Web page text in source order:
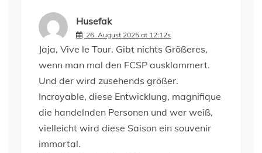
Husefak
26. August 2025 at 12:12s
Jaja, Vive le Tour. Gibt nichts Größeres,
wenn man mal den FCSP ausklammert.
Und der wird zusehends größer.
Incroyable, diese Entwicklung, magnifique
die handelnden Personen und wer weiß,
vielleicht wird diese Saison ein souvenir
immortal.